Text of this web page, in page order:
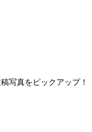
写真をピックアップ！